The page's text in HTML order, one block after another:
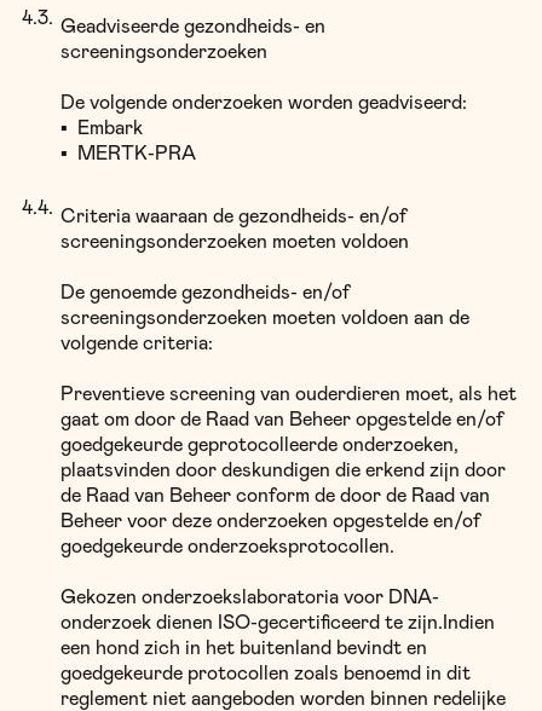
Geadviseerde gezondheids- en
screeningsonderzoeken
De volgende onderzoeken worden geadviseerd:
▪
Embark
▪
MERTK-PRA
Criteria waaraan de gezondheids- en/of
screeningsonderzoeken moeten voldoen
De genoemde gezondheids- en/of
screeningsonderzoeken moeten voldoen aan de
volgende criteria:
Preventieve screening van ouderdieren moet, als het
gaat om door de Raad van Beheer opgestelde en/of
goedgekeurde geprotocolleerde onderzoeken,
plaatsvinden door deskundigen die erkend zijn door
de Raad van Beheer conform de door de Raad van
Beheer voor deze onderzoeken opgestelde en/of
goedgekeurde onderzoeksprotocollen.
Gekozen onderzoekslaboratoria voor DNA-
onderzoek dienen ISO-gecertificeerd te zijn.Indien
een hond zich in het buitenland bevindt en
goedgekeurde protocollen zoals benoemd in dit
reglement niet aangeboden worden binnen redelijke